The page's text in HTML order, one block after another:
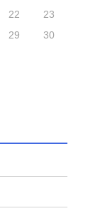
22
23
29
30